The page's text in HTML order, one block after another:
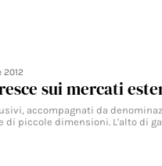
sui mercati
accompagnati da
piccole dimensioni. L'alto di